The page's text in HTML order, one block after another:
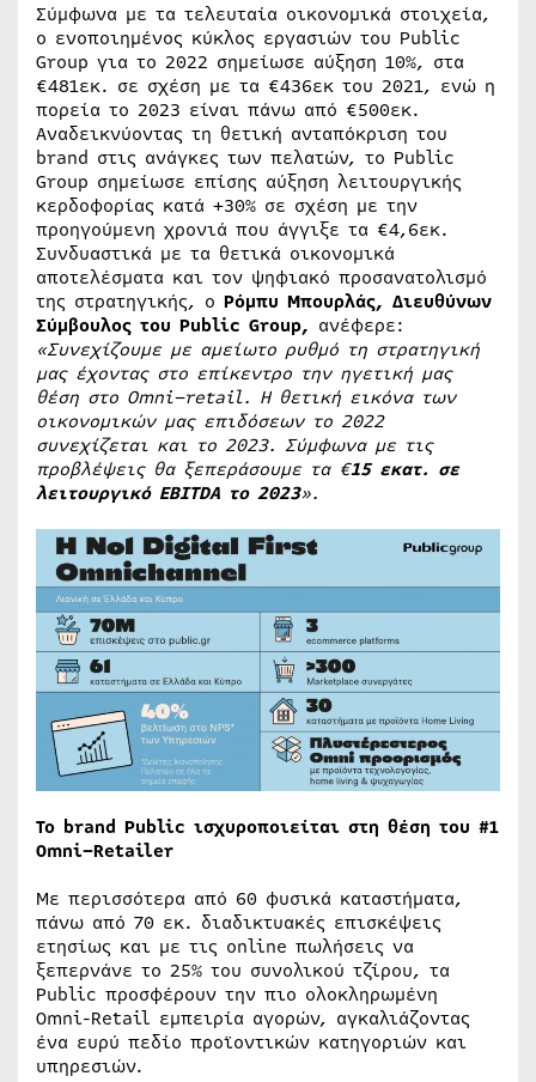
Σύμφωνα με τα τελευταία οικονομικά στοιχεία,
ο ενοποιημένος κύκλος εργασιών του Public
Group για το 2022 σημείωσε αύξηση 10%, στα
€481εκ. σε σχέση με τα €436εκ του 2021, ενώ η
πορεία το 2023 είναι πάνω από €500εκ.
Αναδεικνύοντας τη θετική ανταπόκριση του
brand στις ανάγκες των πελατών, το Public
Group σημείωσε επίσης αύξηση λειτουργικής
κερδοφορίας κατά +30% σε σχέση με την
προηγούμενη χρονιά που άγγιξε τα €4,6εκ.
Συνδυαστικά με τα θετικά οικονομικά
αποτελέσματα και τον ψηφιακό προσανατολισμό
της στρατηγικής, ο Ρόμπυ Μπουρλάς, Διευθύνων
Σύμβουλος του Public Group, ανέφερε:
«Συνεχίζουμε με αμείωτο ρυθμό τη στρατηγική
μας έχοντας στο επίκεντρο την ηγετική μας
θέση στο Omni–retail. Η θετική εικόνα των
οικονομικών μας επιδόσεων το 2022
συνεχίζεται και το 2023. Σύμφωνα με τις
προβλέψεις θα ξεπεράσουμε τα €15 εκατ. σε
λειτουργικό EBITDA το 2023».
Το brand Public ισχυροποιείται στη θέση του #1
Omni–Retailer
Με περισσότερα από 60 φυσικά καταστήματα,
πάνω από 70 εκ. διαδικτυακές επισκέψεις
ετησίως και με τις online πωλήσεις να
ξεπερνάνε το 25% του συνολικού τζίρου, τα
Public προσφέρουν την πιο ολοκληρωμένη
Omni-Retail εμπειρία αγορών, αγκαλιάζοντας
ένα ευρύ πεδίο προϊοντικών κατηγοριών και
υπηρεσιών.